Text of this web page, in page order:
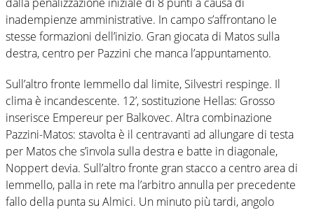
inadempienze amministrative. In campo s’affrontano le
stesse formazioni dell’inizio. Gran giocata di Matos sulla
destra, centro per Pazzini che manca l’appuntamento.
Sull’altro fronte Iemmello dal limite, Silvestri respinge. Il
clima è incandescente. 12’, sostituzione Hellas: Grosso
inserisce Empereur per Balkovec. Altra combinazione
Pazzini-Matos: stavolta è il centravanti ad allungare di testa
per Matos che s’invola sulla destra e batte in diagonale,
Noppert devia. Sull’altro fronte gran stacco a centro area di
Iemmello, palla in rete ma l’arbitro annulla per precedente
fallo della punta su Almici. Un minuto più tardi, angolo